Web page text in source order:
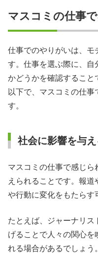
マスコミの仕事
仕事でのやりがいは、モ
す。仕事を選ぶ際に、自
かどうかを確認すること
以下で、マスコミの仕事
す。
社会に影響を与
マスコミの仕事で感じ
えられることです。報
や行動に変化をもたらす
たとえば、ジャーナリ
げることで人々の関心
れる場合があるでしょう